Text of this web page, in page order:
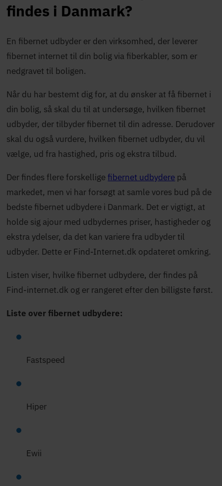
findes i Danmark?
En fibernet udbyder er den virksomhed, der leverer
fibernet internet til din bolig via fiberkabler, som er
nedgravet til boligen.
Når du har bestemt dig for, at du ønsker at få fibernet i
din bolig, så skal du til at undersøge, hvilken fibernet
udbyder, der tilbyder fibernet til din adresse. Derudover
skal du også vurdere, hvilken fibernet udbyder, du vil
vælge, ud fra hastighed, pris og ekstra tilbud.
Der findes flere forskelligefibernet udbydere på
markedet, men vi har forsøgt at samle vores bud på de
bedste fibernet udbydere i Danmark. Det er vigtigt, at
holde sig ajour med udbydernes priser, hastigheder og
ekstra ydelser, da det kan variere fra udbyder til
udbyder. Dette er Find-Internet.dk opdateret omkring.
Listen viser, hvilke fibernet udbydere, der findes på
Find-internet.dk og er rangeret efter den billigste først.
Liste over fibernet udbydere:
Fastspeed
Hiper
Ewii